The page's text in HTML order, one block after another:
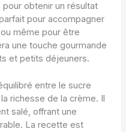
obtenir un résultat
pour accompagner
même pour être
une touche gourmande
et petits déjeuners.
entre le sucre
richesse de la crème. Il
salé, offrant une
La recette est